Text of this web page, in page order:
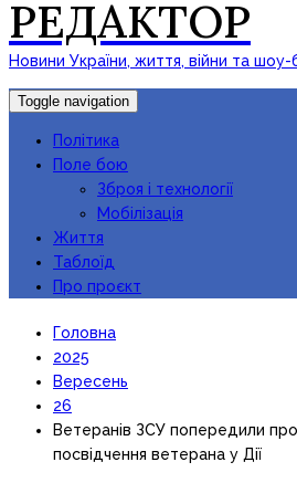
РЕДАКТОР
Новини України, життя, війни та шоу-
Toggle navigation
Політика
Поле бою
Зброя і технології
Мобілізація
Життя
Таблоїд
Про проєкт
Головна
2025
Вересень
26
Ветеранів ЗСУ попередили
посвідчення ветерана у Дії